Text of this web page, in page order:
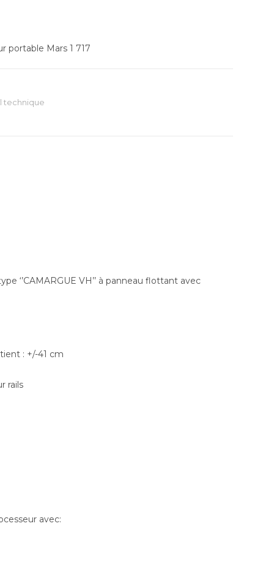
portable Mars 1 717
technique
‘’CAMARGUE VH’’ à panneau flottant avec
: +/-41 cm
rails
avec: